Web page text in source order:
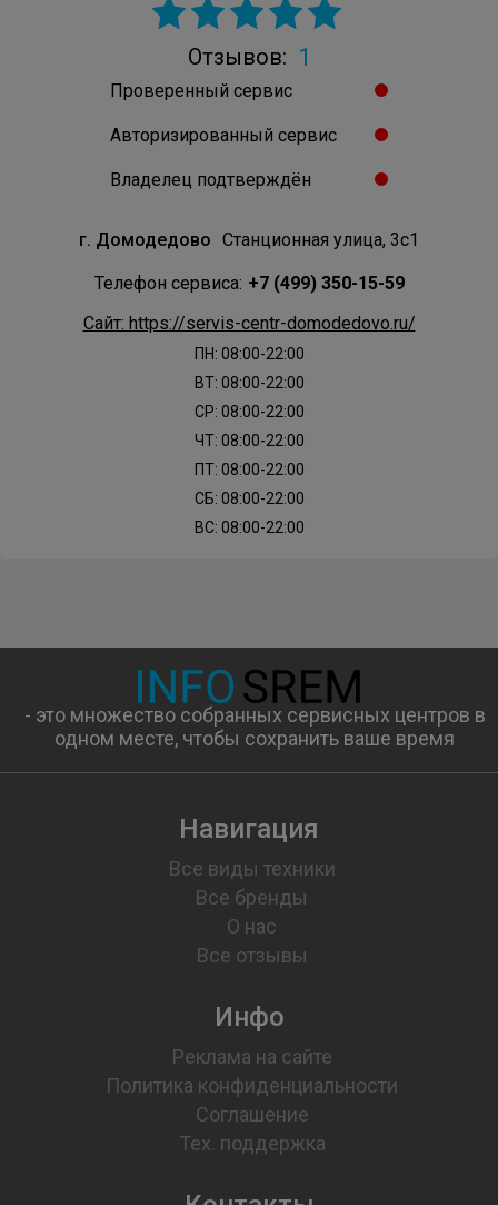
Отзывов: 1
Проверенный сервис
Авторизированный сервис
Владелец подтверждён
г. Домодедово Станционная улица, 3с1
Телефон сервиса: +7 (499) 350-15-59
Сайт: https://servis-centr-domodedovo.ru/
ПН: 08:00-22:00
ВТ: 08:00-22:00
СР: 08:00-22:00
ЧТ: 08:00-22:00
ПТ: 08:00-22:00
СБ: 08:00-22:00
ВС: 08:00-22:00
- это множество собранных сервисных центров в
одном месте, чтобы сохранить ваше время
Навигация
Все виды техники
Все бренды
О нас
Все отзывы
Инфо
Реклама на сайте
Политика конфиденциальности
Соглашение
Тех. поддержка